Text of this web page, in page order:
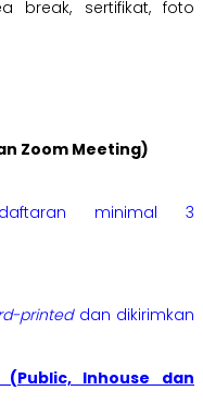
break, sertifikat, foto
Zoom Meeting)
minimal 3
printeddan dikirimkan
Inhouse dan